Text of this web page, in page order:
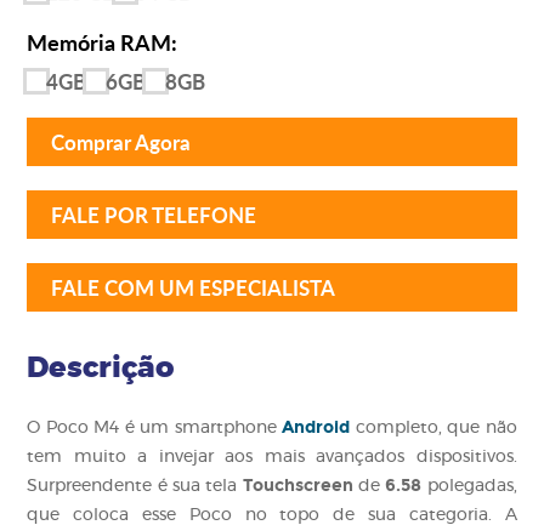
Memória RAM:
4GB 6GB 8GB
Comprar Agora
FALE POR TELEFONE
FALE COM UM ESPECIALISTA
Descrição
O Poco M4 é um smartphoneAndroid completo, que não
tem muito a invejar aos mais avançados dispositivos.
Surpreendente é sua tela Touchscreen de6.58 polegadas,
que coloca esse Poco no topo de sua categoria. A